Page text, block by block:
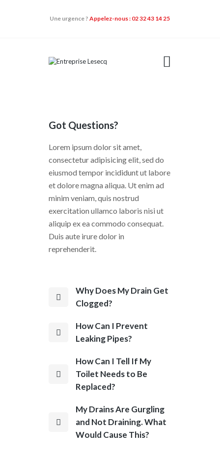
Une urgence ? Appelez-nous : 02 32 43 14 25
CONTACT
NOS ACTUALITÉS
Got Questions?
Lorem ipsum dolor sit amet,
consectetur adipisicing elit, sed do
eiusmod tempor incididunt ut labore
et dolore magna aliqua. Ut enim ad
minim veniam, quis nostrud
exercitation ullamco laboris nisi ut
aliquip ex ea commodo consequat.
Duis aute irure dolor in
reprehenderit.
Why Does My Drain Get
Clogged?
How Can I Prevent
Leaking Pipes?
How Can I Tell If My
Toilet Needs to Be
Replaced?
My Drains Are Gurgling
and Not Draining. What
Would Cause This?